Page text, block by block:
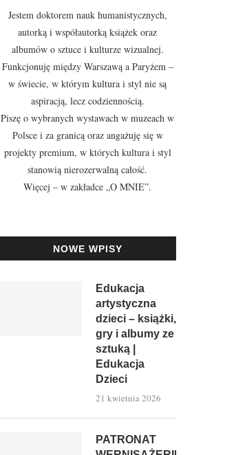
Jestem doktorem nauk humanistycznych,
autorką i współautorką książek oraz
albumów o sztuce i kulturze wizualnej.
Funkcjonuję między Warszawą a Paryżem –
w świecie, w którym kultura i styl nie są
aspiracją, lecz codziennością.
Piszę o wybranych wystawach w muzeach w
Polsce i za granicą oraz angażuję się w
projekty premium, w których kultura i styl
stanowią nierozerwalną całość.
Więcej – w zakładce„O MNIE”.
NOWE WPISY
Edukacja
artystyczna
dzieci – książki,
gry i albumy ze
sztuką |
Edukacja
Dzieci
21 kwietnia 2026
PATRONAT